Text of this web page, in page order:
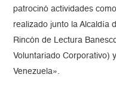
patrocinó actividades
realizado junto la Alcaldía
Rincón de Lectura
Voluntariado Corporativo)
Venezuela».